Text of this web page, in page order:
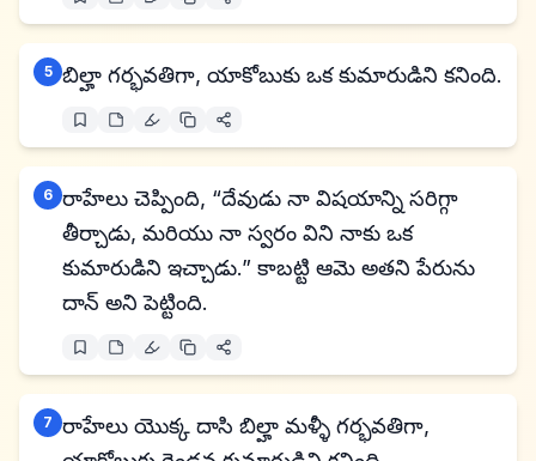
5 బిల్హా గర్భవతిగా, యాకోబుకు ఒక కుమారుడిని కనింది.
6 రాహేలు చెప్పింది, “దేవుడు నా విషయాన్ని సరిగ్గా
తీర్చాడు, మరియు నా స్వరం విని నాకు ఒక
కుమారుడిని ఇచ్చాడు.” కాబట్టి ఆమె అతని పేరును
దాన్ అని పెట్టింది.
7 రాహేలు యొక్క దాసి బిల్హా మళ్ళీ గర్భవతిగా,